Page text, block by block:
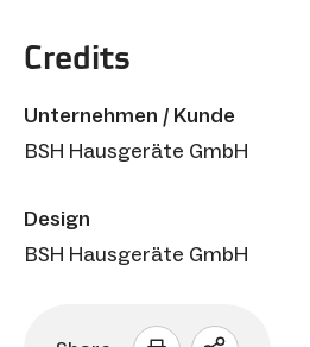
Credits
Unternehmen / Kunde
BSH Hausgeräte GmbH
Design
BSH Hausgeräte GmbH